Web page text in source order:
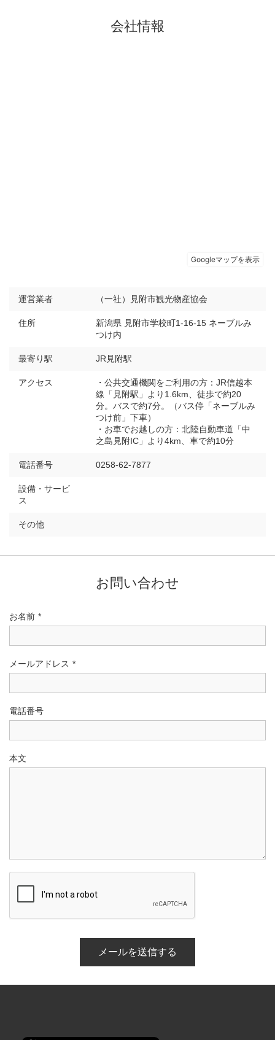
会社情報
運営業者 （一社）見附市観光物産協会
住所
新潟県 見附市学校町1-16-15 ネーブルみ
つけ内
最寄り駅 JR見附駅
アクセス
・公共交通機関をご利用の方：JR信越本
線「見附駅」より1.6km、徒歩で約20
分。バスで約7分。（バス停「ネーブルみ
つけ前」下車）
・お車でお越しの方：北陸自動車道「中
之島見附IC」より4km、車で約10分
電話番号 0258-62-7877
設備・サービ
ス
その他
お問い合わせ
お名前 *
メールアドレス *
電話番号
本文